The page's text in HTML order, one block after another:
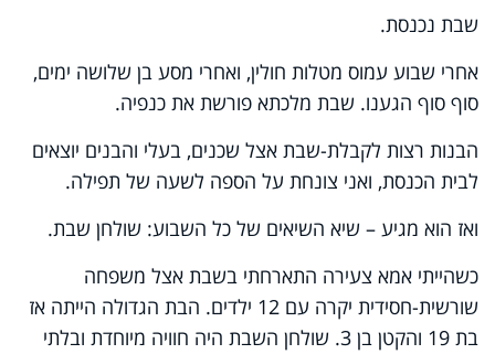
שבת נכנסת.
אחרי שבוע עמוס מטלות חולין, ואחרי מסע בן שלושה ימים,
סוף סוף הגענו. שבת מלכתא פורשת את כנפיה.
הבנות רצות לקבלת-שבת אצל שכנים, בעלי והבנים יוצאים
לבית הכנסת, ואני צונחת על הספה לשעה של תפילה.
ואז הוא מגיע – שיא השיאים של כל השבוע: שולחן שבת.
כשהייתי אמא צעירה התארחתי בשבת אצל משפחה
שורשית-חסידית יקרה עם 12 ילדים. הבת הגדולה הייתה אז
בת 19 והקטן בן 3. שולחן השבת היה חוויה מיוחדת ובלתי